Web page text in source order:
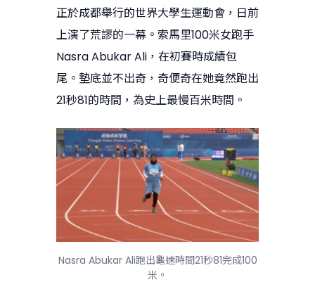
正於成都舉行的世界大學生運動會，日前
上演了荒謬的一幕。索馬里100米女跑手
Nasra Abukar Ali，在初賽時成績包
尾。墊底並不出奇，奇便奇在她竟然跑出
21秒81的時間，為史上最慢百米時間。
Nasra Abukar Ali跑出龜速時間21秒81完成100
米。